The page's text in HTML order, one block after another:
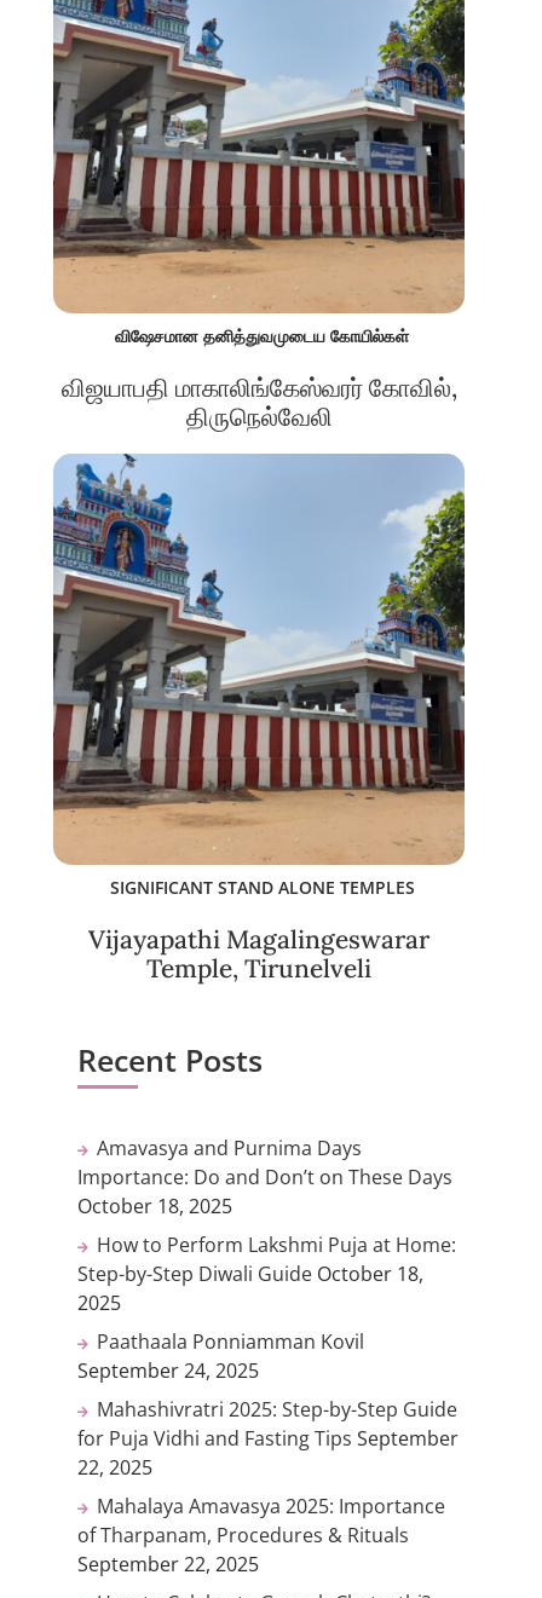
விஷேசமான தனித்துவமுடைய கோயில்கள்
விஜயாபதி மாகாலிங்கேஸ்வரர் கோவில்,
திருநெல்வேலி
SIGNIFICANT STAND ALONE TEMPLES
Vijayapathi Magalingeswarar
Temple, Tirunelveli
Recent Posts
Amavasya and Purnima Days
Importance: Do and Don’t on These Days
October 18, 2025
How to Perform Lakshmi Puja at Home:
Step-by-Step Diwali Guide October 18,
2025
Paathaala Ponniamman Kovil
September 24, 2025
Mahashivratri 2025: Step-by-Step Guide
for Puja Vidhi and Fasting Tips September
22, 2025
Mahalaya Amavasya 2025: Importance
of Tharpanam, Procedures & Rituals
September 22, 2025